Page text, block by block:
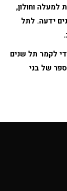
למעלה וחולון,
ידעה. לתל
לקמר תל שנים
של בני